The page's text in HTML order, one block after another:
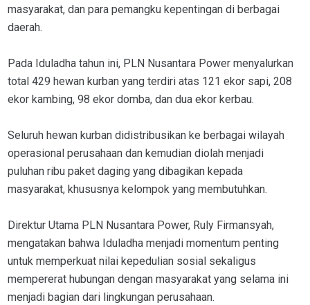
masyarakat, dan para pemangku kepentingan di berbagai
daerah.
Pada Iduladha tahun ini, PLN Nusantara Power menyalurkan
total 429 hewan kurban yang terdiri atas 121 ekor sapi, 208
ekor kambing, 98 ekor domba, dan dua ekor kerbau.
Seluruh hewan kurban didistribusikan ke berbagai wilayah
operasional perusahaan dan kemudian diolah menjadi
puluhan ribu paket daging yang dibagikan kepada
masyarakat, khususnya kelompok yang membutuhkan.
Direktur Utama PLN Nusantara Power, Ruly Firmansyah,
mengatakan bahwa Iduladha menjadi momentum penting
untuk memperkuat nilai kepedulian sosial sekaligus
mempererat hubungan dengan masyarakat yang selama ini
menjadi bagian dari lingkungan perusahaan.